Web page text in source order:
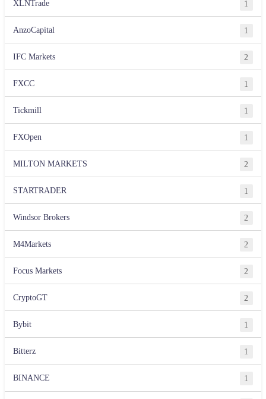
XLNTrade 1
AnzoCapital 1
IFC Markets 2
FXCC 1
Tickmill 1
FXOpen 1
MILTON MARKETS 2
STARTRADER 1
Windsor Brokers 2
M4Markets 2
Focus Markets 2
CryptoGT 2
Bybit 1
Bitterz 1
BINANCE 1